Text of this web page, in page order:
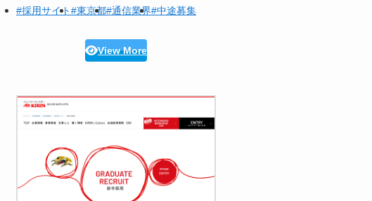
#採用サイト#東京都#通信業界#中途募集
View More